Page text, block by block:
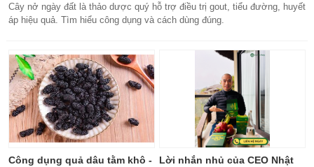
Cây nở ngày đất là thảo dược quý hỗ trợ điều trị gout, tiểu đường, huyết
áp hiệu quả. Tìm hiểu công dụng và cách dùng đúng.
Công dụng quả dâu tằm khô -
Lời nhắn nhủ của CEO Nhật